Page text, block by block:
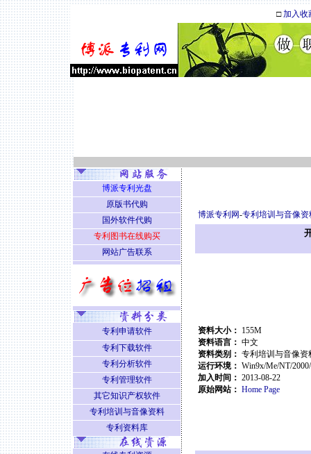
□加入收
博派专利网-专利培训与音像资
资料大小： 155M
资料语言： 中文
资料类别： 专利培训与音像资
运行环境： Win9x/Me/NT/
加入时间： 2013-08-22
原始网站： Home Page
博派专利光盘
原版书代购
国外软件代购
专利图书在线购买
网站广告联系
专利申请软件
专利下载软件
专利分析软件
专利管理软件
其它知识产权软件
专利培训与音像资料
专利资料库